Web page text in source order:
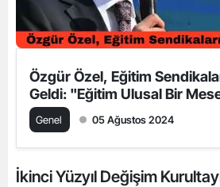
Özgür Özel, Eğitim
Geldi: "Eğitim Ulusal Bir
Genel 05 Ağustos 2024
İkinci Yüzyıl Değişim